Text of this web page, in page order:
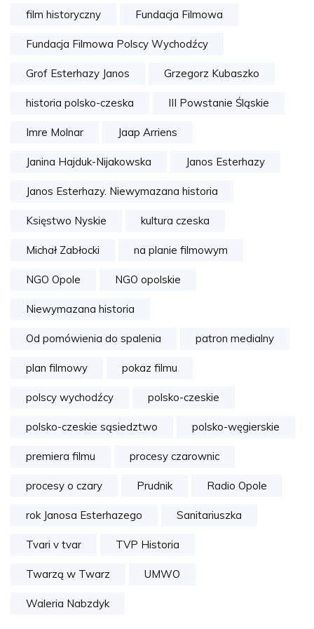
film historyczny Fundacja Filmowa
Fundacja Filmowa Polscy Wychodźcy
Grof Esterhazy Janos Grzegorz Kubaszko
historia polsko-czeska III Powstanie Śląskie
Imre Molnar Jaap Arriens
Janina Hajduk-Nijakowska Janos Esterhazy
Janos Esterhazy. Niewymazana historia
Księstwo Nyskie kultura czeska
Michał Zabłocki na planie filmowym
NGO Opole NGO opolskie
Niewymazana historia
Od pomówienia do spalenia patron medialny
plan filmowy pokaz filmu
polscy wychodźcy polsko-czeskie
polsko-czeskie sąsiedztwo polsko-węgierskie
premiera filmu procesy czarownic
procesy o czary Prudnik Radio Opole
rok Janosa Esterhazego Sanitariuszka
Tvari v tvar TVP Historia
Twarzą w Twarz UMWO
Waleria Nabzdyk